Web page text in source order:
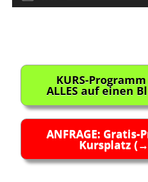
KURS-
ALLES auf einen
ANFRAGE:
Kursplatz (→